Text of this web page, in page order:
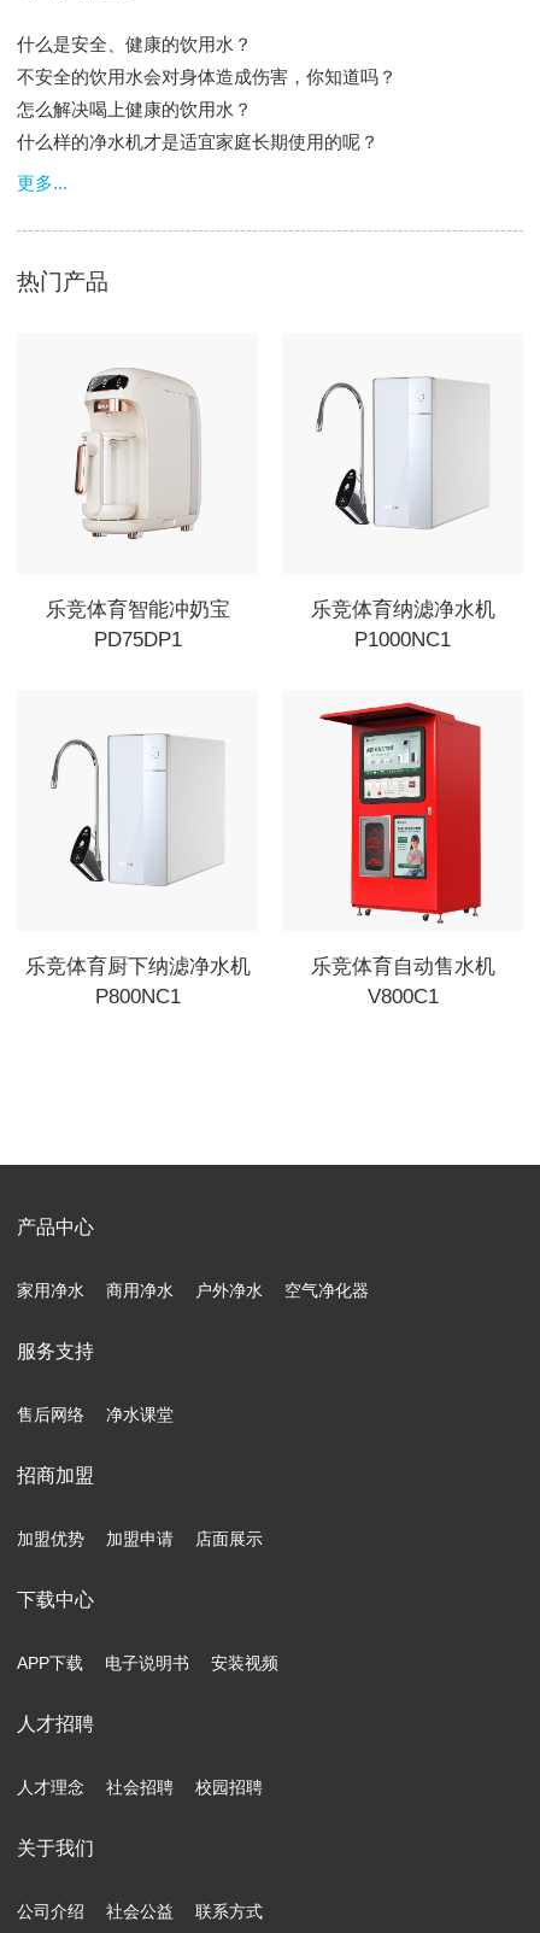
什么是安全、健康的饮用水？
不安全的饮用水会对身体造成伤害，你知道吗？
怎么解决喝上健康的饮用水？
什么样的净水机才是适宜家庭长期使用的呢？
更多...
热门产品
乐竞体育智能冲奶宝
PD75DP1
乐竞体育纳滤净水机
P1000NC1
乐竞体育厨下纳滤净水机
P800NC1
乐竞体育自动售水机
V800C1
产品中心
家用净水 商用净水 户外净水 空气净化器
服务支持
售后网络 净水课堂
招商加盟
加盟优势 加盟申请 店面展示
下载中心
APP下载 电子说明书 安装视频
人才招聘
人才理念 社会招聘 校园招聘
关于我们
公司介绍 社会公益 联系方式